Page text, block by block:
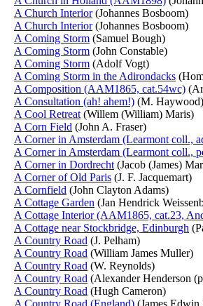
A Church Interior(Johannes Bosboom)
A Church Interior(Johannes Bosboom)
A Coming Storm (Samuel Bough)
A Coming Storm (John Constable)
A Coming Storm (Adolf Vogt)
A Coming Storm in the Adirondacks
A Composition (AAM1865, cat.54wc)
A Consultation (ah! ahem!) (M. Haywood)
A Cool Retreat (Willem (William) Maris)
A Corn Field (John A. Fraser)
A Corner in Amsterdam (Learmont coll.,
A Corner in Amsterdam (Learmont coll.,
A Corner in Dordrecht (Jacob (James)
A Corner of Old Paris (J. F. Jacquemart)
A Cornfield (John Clayton Adams)
A Cottage Garden (Jan Hendrick
A Cottage Interior (AAM1865, cat.23,
A Cottage near Stockbridge, Edinburgh
A Country Road (J. Pelham)
A Country Road (William James Muller)
A Country Road (W. Reynolds)
A Country Road (Alexander Henderson
A Country Road (Hugh Cameron)